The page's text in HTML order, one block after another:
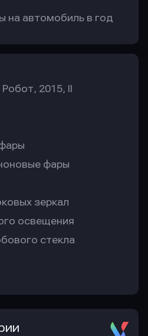
на автомобиль в год
2015, II
фары
зеркал
освещения
стекла